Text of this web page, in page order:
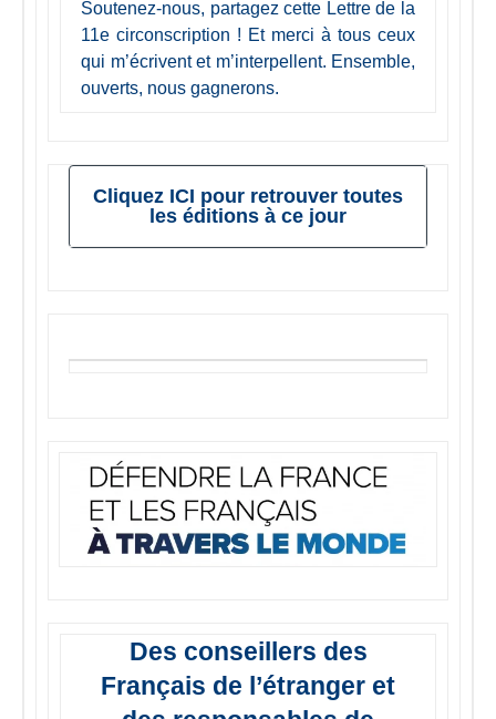
Soutenez-nous, partagez cette Lettre de la
11e circonscription ! Et merci à tous ceux
qui m’écrivent et m’interpellent. Ensemble,
ouverts, nous gagnerons.
Cliquez ICI pour retrouver toutes
les éditions à ce jour
Des conseillers des
Français de l’étranger et